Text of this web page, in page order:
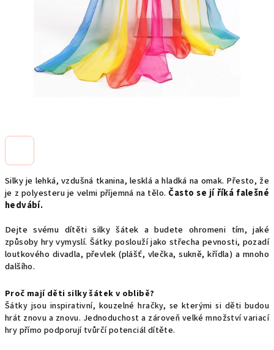
Silky je lehká, vzdušná tkanina, lesklá a hladká na omak. Přesto, že
je z polyesteru je velmi příjemná na tělo. Často se jí říká falešné
hedvábí.
Dejte svému dítěti silky šátek a budete ohromeni tím, jaké
způsoby hry vymyslí. Šátky poslouží jako střecha pevnosti, pozadí
loutkového divadla, převlek (plášť, vlečka, sukně, křídla) a mnoho
dalšího.
Proč mají děti silky šátek v oblibě?
Šátky jsou inspirativní, kouzelné hračky, se kterými si děti budou
hrát znovu a znovu. Jednoduchost a zároveň velké množství variací
hry přímo podporují tvůrčí potenciál dítěte.